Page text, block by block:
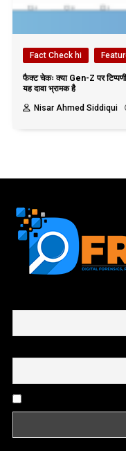
Fact Check hi
फैक्ट चेकः क्या Gen-Z पर
यह दावा भ्रामक है
Nisar Ahmed Siddiqui